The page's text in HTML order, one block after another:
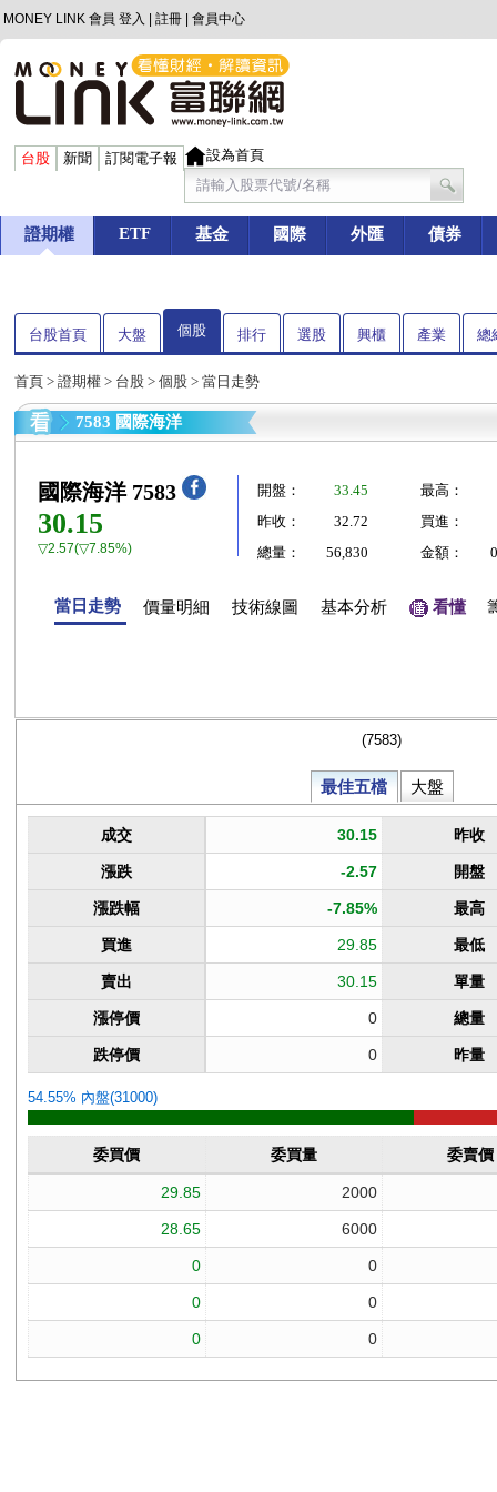
MONEY LINK 會員 登入 註冊 會員中心
台股 新聞 訂閱電子報 設為首頁
證期權 ETF 基金 國際 外匯 債券
台股首頁 大盤 個股 排行 選股 興櫃 產業 總
首頁 > 證期權 > 台股 > 個股 > 當日走勢
7583 國際海洋
國際海洋 7583
30.15
▽2.57(▽7.85%)
開盤： 33.45
最高：
昨收：
32.72
買進：
總量：
56,830 金額：
當日走勢 價量明細 技術線圖 基本分析 看懂